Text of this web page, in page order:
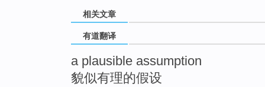
相关文章
有道翻译
a plausible assumption
貌似有理的假设